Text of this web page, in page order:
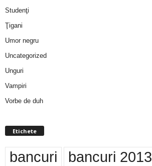
Studenţi
Ţigani
Umor negru
Uncategorized
Unguri
Vampiri
Vorbe de duh
Etichete
bancuri bancuri 2013